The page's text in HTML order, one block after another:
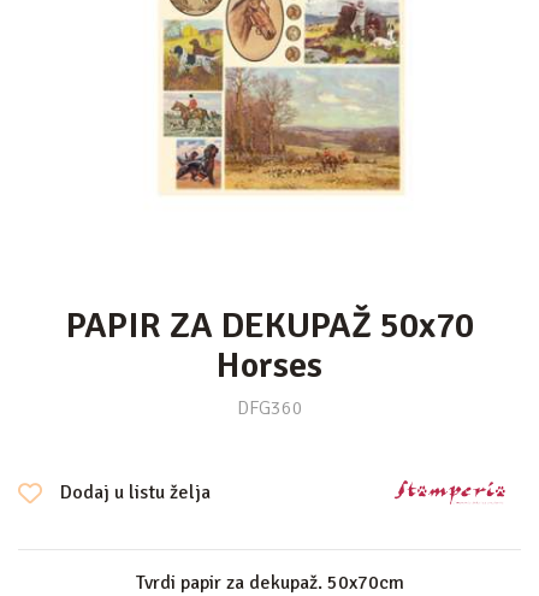
PAPIR ZA DEKUPAŽ 50x70
Horses
DFG360
Dodaj u listu želja
Tvrdi papir za dekupaž. 50x70cm